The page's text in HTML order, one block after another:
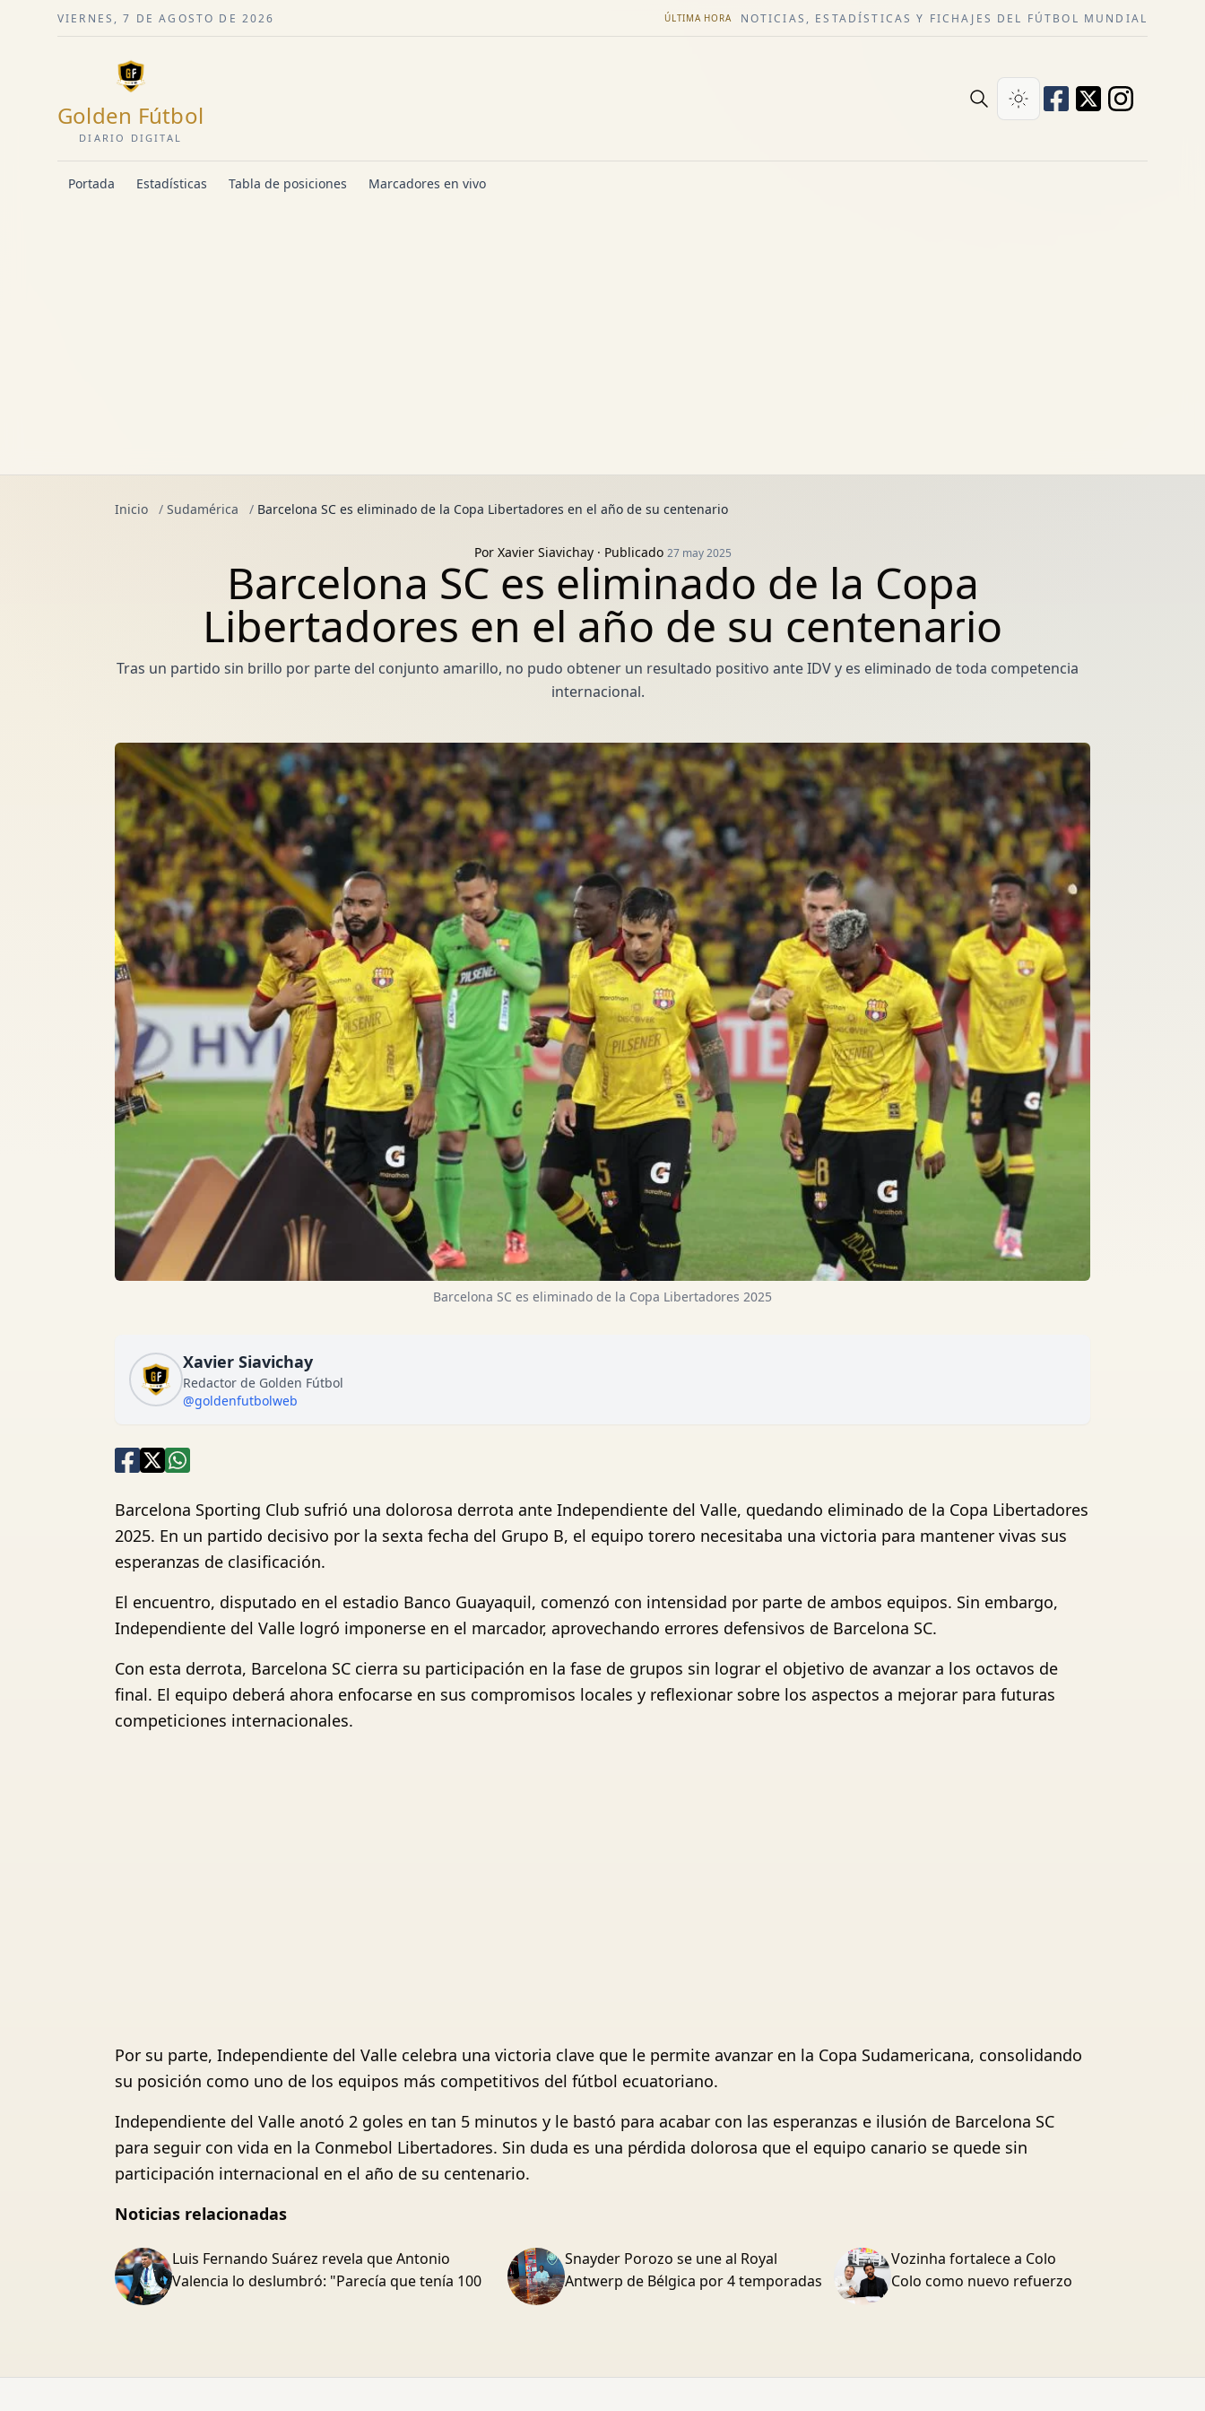
VIERNES, 7 DE AGOSTO DE 2026 ÚLTIMA HORA NOTICIAS, ESTADÍSTICAS Y FICHAJES DEL FÚTBOL MUNDIAL
Golden Fútbol
DIARIO DIGITAL
Portada Estadísticas Tabla de posiciones Marcadores en vivo
Inicio / Sudamérica / Barcelona SC es eliminado de la Copa Libertadores en el año de su centenario
Por Xavier Siavichay· Publicado 27 may 2025
Barcelona SC es eliminado de la Copa
Libertadores en el año de su centenario
Tras un partido sin brillo por parte del conjunto amarillo, no pudo obtener un resultado positivo ante IDV y es eliminado de toda competencia
internacional.
Barcelona SC es eliminado de la Copa Libertadores 2025
Xavier Siavichay
Redactor de Golden Fútbol
@goldenfutbolweb
Barcelona Sporting Club sufrió una dolorosa derrota ante Independiente del Valle, quedando eliminado de la Copa Libertadores
2025. En un partido decisivo por la sexta fecha del Grupo B, el equipo torero necesitaba una victoria para mantener vivas sus
esperanzas de clasificación.
El encuentro, disputado en el estadio Banco Guayaquil, comenzó con intensidad por parte de ambos equipos. Sin embargo,
Independiente del Valle logró imponerse en el marcador, aprovechando errores defensivos de Barcelona SC.
Con esta derrota, Barcelona SC cierra su participación en la fase de grupos sin lograr el objetivo de avanzar a los octavos de
final. El equipo deberá ahora enfocarse en sus compromisos locales y reflexionar sobre los aspectos a mejorar para futuras
competiciones internacionales.
Por su parte, Independiente del Valle celebra una victoria clave que le permite avanzar en la Copa Sudamericana, consolidando
su posición como uno de los equipos más competitivos del fútbol ecuatoriano.
Independiente del Valle anotó 2 goles en tan 5 minutos y le bastó para acabar con las esperanzas e ilusión de Barcelona SC
para seguir con vida en la Conmebol Libertadores. Sin duda es una pérdida dolorosa que el equipo canario se quede sin
participación internacional en el año de su centenario.
Noticias relacionadas
Luis Fernando Suárez revela que Antonio
Valencia lo deslumbró: "Parecía que tenía 100
Snayder Porozo se une al Royal
Antwerp de Bélgica por 4 temporadas
Vozinha fortalece a Colo
Colo como nuevo refuerzo